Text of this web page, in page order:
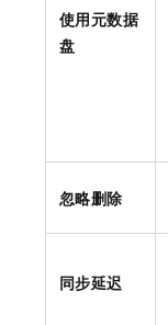
使用元数据
盘
忽略删除
同步延迟